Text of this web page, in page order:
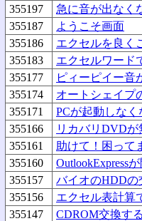
355197
急に音が出なく
355187
ようこそ画面
355186
エクセルを良く
355183
エクセルワード
355177
ピィーピイー音
355174
オートシェイプ
355171
PCが起動しな
355166
リカバリDVDが
355161
助けて！困って
355160
OutlookExpress
355157
バイオのHDDの
355156
エクセル表計算
355147
CDROM交換す